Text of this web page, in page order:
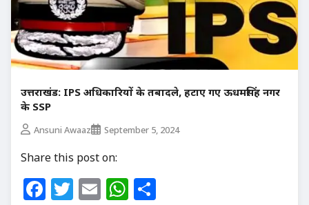
उत्तराखंड: IPS अधिकारियों के तबादले, हटाए गए ऊधमसिंह नगर
के SSP
Ansuni Awaaz September 5, 2024
Share this post on:
Facebook
Twitter
EmailWhatsApp